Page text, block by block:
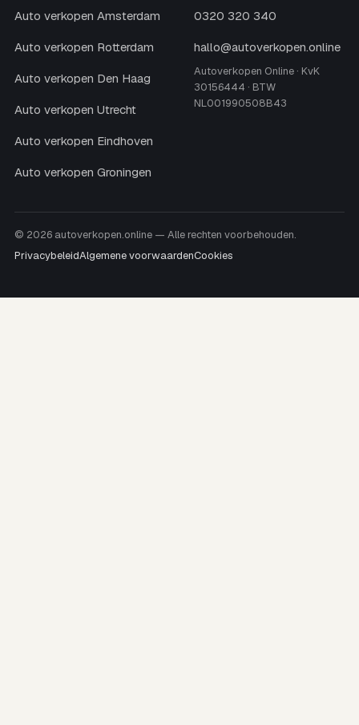
Auto verkopen Amsterdam
Auto verkopen Rotterdam
Auto verkopen Den Haag
Auto verkopen Utrecht
Auto verkopen Eindhoven
Auto verkopen Groningen
0320 320 340
hallo@autoverkopen.online
Autoverkopen Online · KvK
30156444 · BTW
NL001990508B43
© 2026 autoverkopen.online — Alle rechten voorbehouden.
PrivacybeleidAlgemene voorwaardenCookies